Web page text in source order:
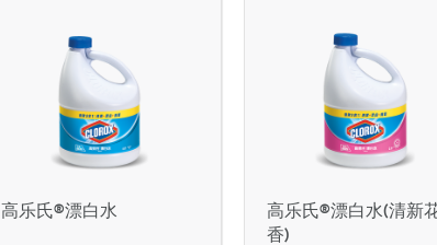
高乐氏®漂白水
高乐氏®漂白水(清新
香)